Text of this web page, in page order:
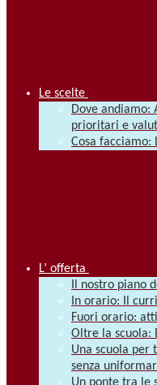
Le scelte
Dove
prioritari e
Cosa facciamo:
L’ offerta
Il nostro piano
In orario: Il
Fuori orario:
Oltre la scuola:
Una scuola per
senza